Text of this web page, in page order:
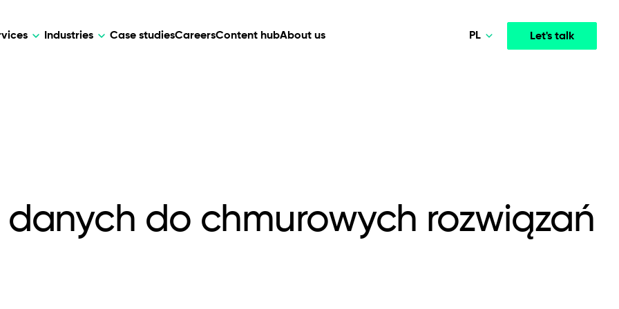
Industries Case studiesCareersContent hubAbout us Let's talk
PL
do chmurowych rozwiązań